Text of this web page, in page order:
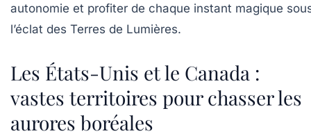
autonomie et profiter de chaque instant magique
l’éclat des Terres de Lumières.
Les États-Unis et le Canada :
vastes territoires pour chasser les
aurores boréales